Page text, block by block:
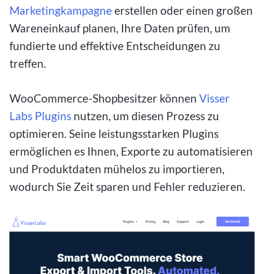
Marketingkampagneerstellen oder einen großen
Wareneinkauf planen, Ihre Daten prüfen, um
fundierte und effektive Entscheidungen zu
treffen.
WooCommerce-Shopbesitzer können Visser
Labs Plugins nutzen, um diesen Prozess zu
optimieren. Seine leistungsstarken Plugins
ermöglichen es Ihnen, Exporte zu automatisieren
und Produktdaten mühelos zu importieren,
wodurch Sie Zeit sparen und Fehler reduzieren.